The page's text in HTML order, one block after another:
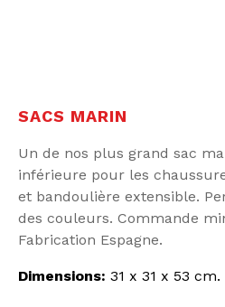
SACS MARIN
Un de nos plus grand sac
inférieure pour les
et bandoulière extensible.
des couleurs. Commande
Fabrication Espagne.
Dimensions: 31 x 31 x 53 cm.